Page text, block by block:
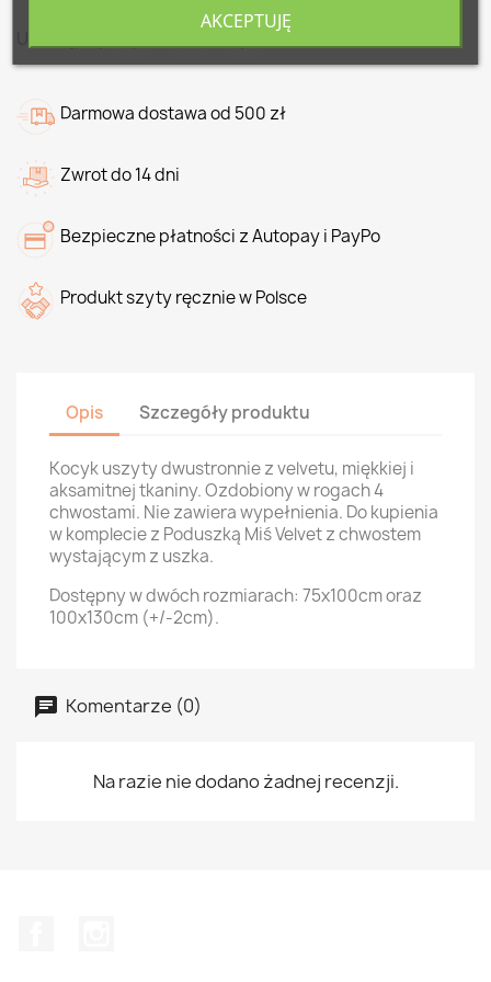
Darmowa dostawa od 500 zł
Zwrot do 14 dni
Bezpieczne płatności z Autopay i PayPo
Produkt szyty ręcznie w Polsce
Opis Szczegóły produktu
Kocyk uszyty dwustronnie z velvetu, miękkiej i
aksamitnej tkaniny. Ozdobiony w rogach 4
chwostami. Nie zawiera wypełnienia. Do kupienia
w komplecie z Poduszką Miś Velvet z chwostem
wystającym z uszka.
Dostępny w dwóch rozmiarach: 75x100cm oraz
100x130cm (+/-2cm).
Komentarze (0)
Na razie nie dodano żadnej recenzji.
AKCEPTUJĘ